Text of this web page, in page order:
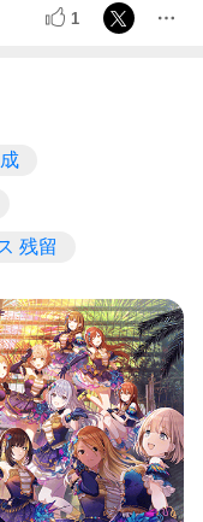
1
残留